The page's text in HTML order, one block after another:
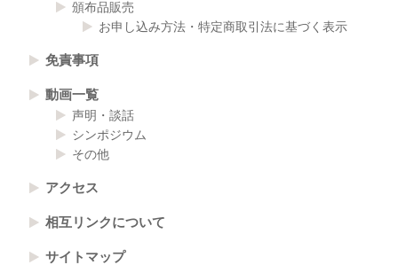
頒布品販売
お申し込み方法・特定商取引法に基づく表示
免責事項
動画一覧
声明・談話
シンポジウム
その他
アクセス
相互リンクについて
サイトマップ